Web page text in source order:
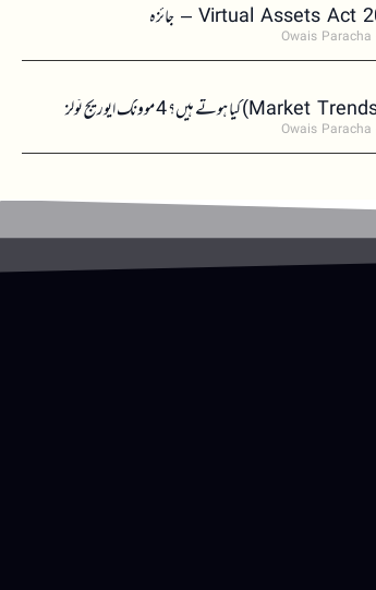
Owais Paracha
Owais Paracha